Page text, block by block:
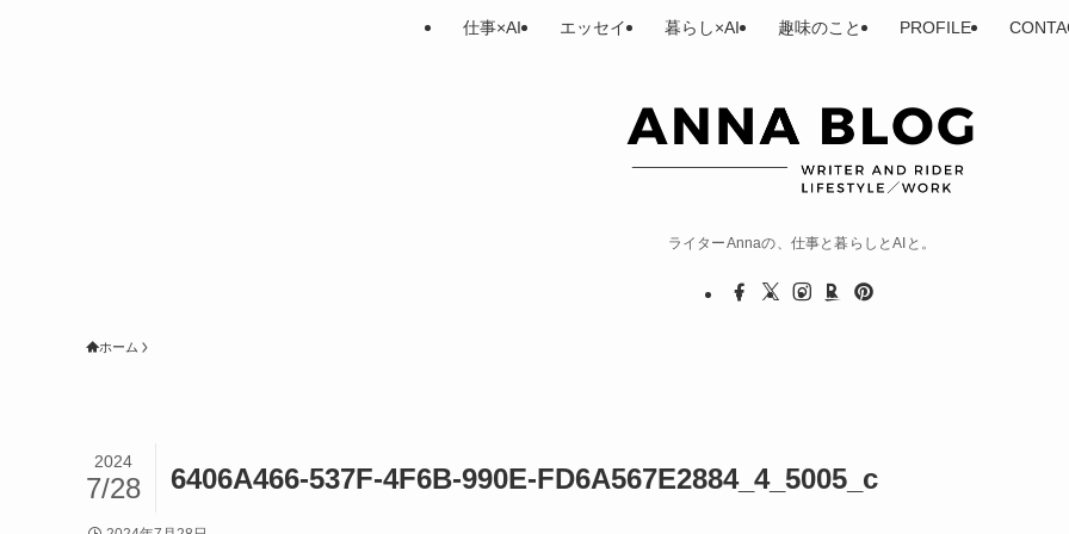
ライターAnnaの、仕事と暮らしとAIと。
仕事×AI エッセイ 暮らし×AI 趣味のこと PROFILE
ホーム
6406A466-537F-4F6B-990E-FD6A567E2884_4_5005_c
2024
7/28